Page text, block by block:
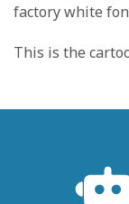
factory white
This is the